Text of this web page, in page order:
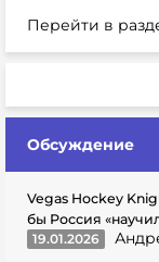
Перейти в
Обсуждение
Vegas Hockey
бы Россия
19.01.2026